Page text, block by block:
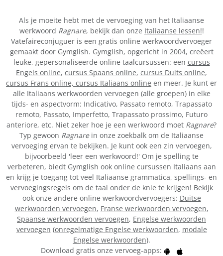
Als je moeite hebt met de vervoeging van het Italiaanse
werkwoord Ragnare, bekijk dan onze Italiaanse lessen!!
Vatefaireconjuguer is een gratis online werkwoordvervoeger
gemaakt door Gymglish. Gymglish, opgericht in 2004, creëert
leuke, gepersonaliseerde online taalcursussen: een cursus
Engels online, cursus Spaans online, cursus Duits online,
cursus Frans online, cursus Italiaans online en meer. Je kunt er
alle Italiaans werkwoorden vervoegen (alle groepen) in elke
tijds- en aspectvorm: Indicativo, Passato remoto, Trapassato
remoto, Passato, Imperfetto, Trapassato prossimo, Futuro
anteriore, etc. Niet zeker hoe je een werkwoord moet Ragnare?
Typ gewoon Ragnarein onze zoekbalk om de Italiaanse
vervoeging ervan te bekijken. Je kunt ook een zin vervoegen,
bijvoorbeeld 'leer een werkwoord!' Om je spelling te
verbeteren, biedt Gymglish ook online cursussen Italiaans aan
en krijg je toegang tot veel Italiaanse grammatica, spellings- en
vervoegingsregels om de taal onder de knie te krijgen! Bekijk
ook onze andere online werkwoordvervoegers: Duitse
werkwoorden vervoegen, Franse werkwoorden vervoegen,
Spaanse werkwoorden vervoegen, Engelse werkwoorden
vervoegen (onregelmatige Engelse werkwoorden, modale
Engelse werkwoorden).
Download gratis onze vervoeg-apps: